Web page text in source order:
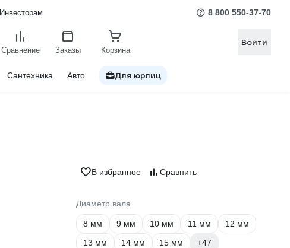
Инвесторам 8 800 550-37-70
Сравнение Заказы Корзина
Войти
Сантехника Авто Для юрлиц
В избранное Сравнить
Диаметр вала
8 мм 9 мм 10 мм 11 мм
12 мм
13 мм
14 мм 15 мм +47